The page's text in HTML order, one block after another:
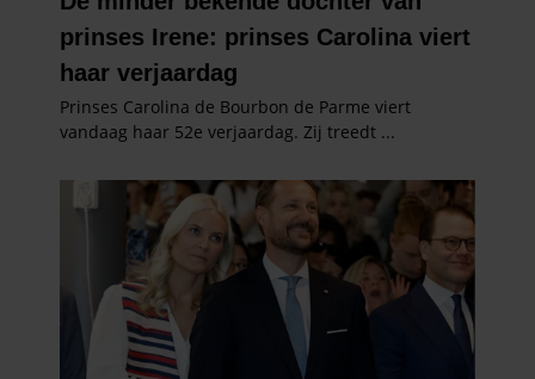
gaat akkoord met onze cookies als u onze website blijft
gebruiken.